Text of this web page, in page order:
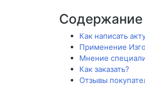
Содержание
Как написать
Применение
Мнение
Как заказать?
Отзывы